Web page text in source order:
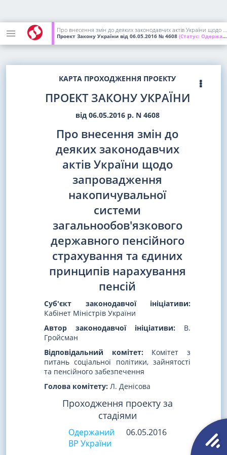
Про внесення змін до деяких законодавчих актів України щодо запровадження накопичувальної системи загальнообов'язкового державного пенсійного страхування та єдиних принципів нарахування пенсій
Проект Закону України від 06.05.2016 № 4608 (Статус: Одержаний ВР України)
КАРТА ПРОХОДЖЕННЯ ПРОЕКТУ
ПРОЕКТ ЗАКОНУ УКРАЇНИ
від 06.05.2016 р. N 4608
Про внесення змін до
деяких законодавчих
актів України щодо
запровадження
накопичувальної
системи
загальнообов'язкового
державного пенсійного
страхування та єдиних
принципів нарахування
пенсій
Суб'єкт законодавчої ініціативи:
Кабінет Міністрів України
Автор законодавчої ініціативи: В.
Гройсман
Відповідальний комітет:Комітет з
питань соціальної політики, зайнятості
та пенсійного забезпечення
Голова комітету: Л. Денісова
Проходження проекту за
стадіями
Одержаний
ВР України
06.05.2016